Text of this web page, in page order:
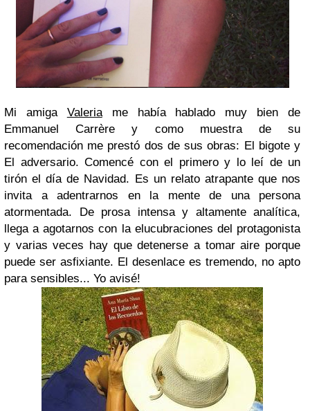
Mi amiga Valeriame había hablado muy bien de
Emmanuel Carrère y como muestra de su
recomendación me prestó dos de sus obras: El bigote y
El adversario. Comencé con el primero y lo leí de un
tirón el día de Navidad. Es un relato atrapante que nos
invita a adentrarnos en la mente de una persona
atormentada. De prosa intensa y altamente analítica,
llega a agotarnos con la elucubraciones del protagonista
y varias veces hay que detenerse a tomar aire porque
puede ser asfixiante. El desenlace es tremendo, no apto
para sensibles... Yo avisé!